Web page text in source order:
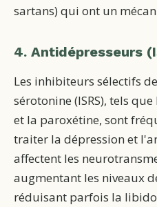
sartans) qui ont un
4. Antidépresseurs
Les inhibiteurs sélectifs
sérotonine (ISRS), tels
et la paroxétine, sont
traiter la dépression et
affectent les
augmentant les niveaux
réduisant parfois la